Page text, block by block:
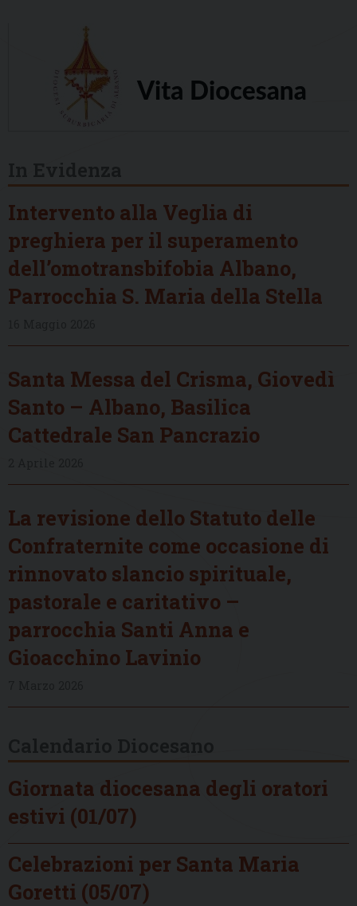
Intervento alla Veglia di
preghiera per il superamento
dell’omotransbifobia Albano,
Parrocchia S. Maria della Stella
Santa Messa del Crisma, Giovedì
Santo – Albano, Basilica
Cattedrale San Pancrazio
La revisione dello Statuto delle
Confraternite come occasione di
rinnovato slancio spirituale,
pastorale e caritativo –
parrocchia Santi Anna e
Gioacchino Lavinio
Giornata diocesana degli oratori
estivi (01/07)
Celebrazioni per Santa Maria
Goretti (05/07)